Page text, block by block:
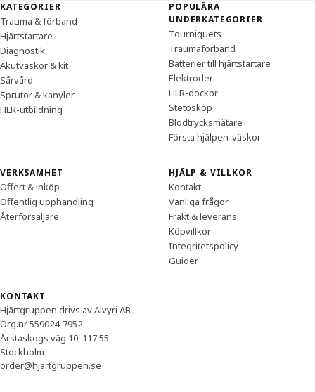
Sidfot
KATEGORIER
Trauma & förband
Hjärtstartare
Diagnostik
Akutväskor & kit
Sårvård
Sprutor & kanyler
HLR-utbildning
POPULÄRA
UNDERKATEGORIER
Tourniquets
Traumaförband
Batterier till hjärtstartare
Elektroder
HLR-dockor
Stetoskop
Blodtrycksmätare
Första hjälpen-väskor
VERKSAMHET
Offert & inköp
Offentlig upphandling
Återförsäljare
HJÄLP & VILLKOR
Kontakt
Vanliga frågor
Frakt & leverans
Köpvillkor
Integritetspolicy
Guider
KONTAKT
Hjärtgruppen drivs av Alvyri AB
Org.nr 559024-7952
Årstaskogs väg 10, 117 55
Stockholm
order@hjartgruppen.se